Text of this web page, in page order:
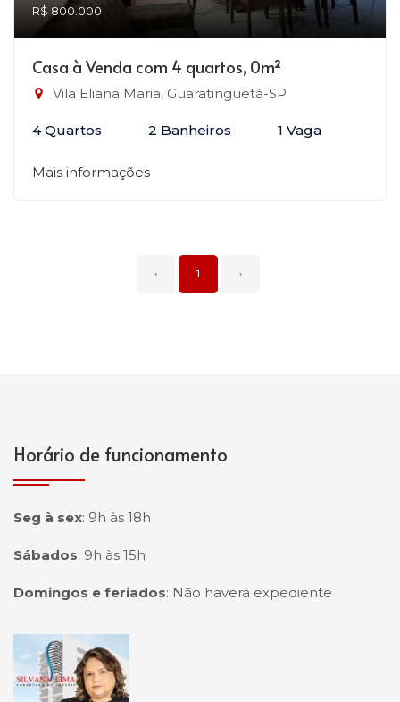
R$ 800.000
Casa à Venda com 4 quartos, 0m²
Vila Eliana Maria, Guaratinguetá-SP
4 Quartos 2 Banheiros 1 Vaga
Mais informações
‹ 1 ›
Horário de funcionamento
Seg à sex: 9h às 18h
Sábados: 9h às 15h
Domingos e feriados: Não haverá expediente
Página inicial